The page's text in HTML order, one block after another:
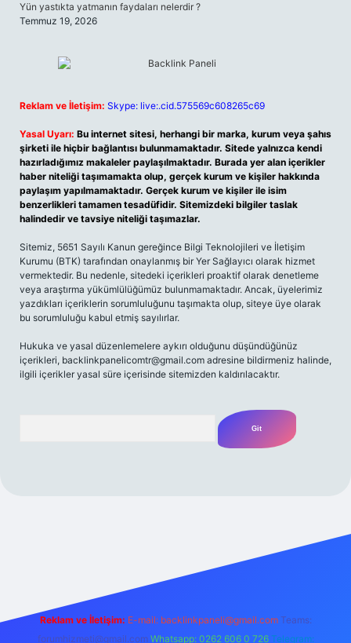
Yün yastıkta yatmanın faydaları nelerdir ?
Temmuz 19, 2026
Reklam ve İletişim: Skype: live:.cid.575569c608265c69
Yasal Uyarı: Bu internet sitesi, herhangi bir marka, kurum veya şahıs
şirketi ile hiçbir bağlantısı bulunmamaktadır. Sitede yalnızca kendi
hazırladığımız makaleler paylaşılmaktadır. Burada yer alan içerikler
haber niteliği taşımamakta olup, gerçek kurum ve kişiler hakkında
paylaşım yapılmamaktadır. Gerçek kurum ve kişiler ile isim
benzerlikleri tamamen tesadüfidir. Sitemizdeki bilgiler taslak
halindedir ve tavsiye niteliği taşımazlar.
Sitemiz, 5651 Sayılı Kanun gereğince Bilgi Teknolojileri ve İletişim
Kurumu (BTK) tarafından onaylanmış bir Yer Sağlayıcı olarak hizmet
vermektedir. Bu nedenle, sitedeki içerikleri proaktif olarak denetleme
veya araştırma yükümlülüğümüz bulunmamaktadır. Ancak, üyelerimiz
yazdıkları içeriklerin sorumluluğunu taşımakta olup, siteye üye olarak
bu sorumluluğu kabul etmiş sayılırlar.
Hukuka ve yasal düzenlemelere aykırı olduğunu düşündüğünüz
içerikleri, backlinkpanelicomtr@gmail.com adresine bildirmeniz halinde,
ilgili içerikler yasal süre içerisinde sitemizden kaldırılacaktır.
Reklam ve İletişim: E-mail: backlinkpaneli@gmail.com Teams:
forumhizmeti@gmail.com Whatsapp: 0262 606 0 726 Telegram: